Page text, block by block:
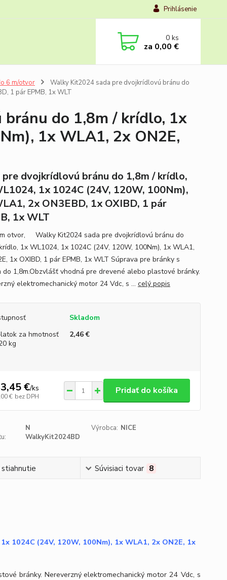
Prihlásenie
0ks
za 0,00 €
6 m/otvor
Walky Kit2024 sada pre dvojkrídlovú bránu do
1 pár EPMB, 1x WLT
do 1,8m / krídlo, 1x
1x WLA1, 2x ON2E,
pre dvojkrídlovú bránu do 1,8m / krídlo,
1x 1024C (24V, 120W, 100Nm),
2x ON3EBD, 1x OXIBD, 1 pár
1x WLT
otvor, Walky Kit2024 sada pre dvojkrídlovú bránu do
1x WL1024, 1x 1024C (24V, 120W, 100Nm), 1x WLA1,
1x OXIBD, 1 pár EPMB, 1x WLT Súprava pre bránky s
do 1,8m.Obzvlášť vhodná pre drevené alebo plastové bránky.
elektromechanický motor 24 Vdc, s ... celý popis
Skladom
za hmotnosť
kg
2,46 €
€/ks
€ bez DPH
Pridať do košíka
N
WalkyKit2024BD
Výrobca: NICE
stiahnutie Súvisiaci tovar 8
1024C (24V, 120W, 100Nm), 1x WLA1, 2x ON2E, 1x
bránky. Nereverzný elektromechanický motor 24 Vdc, s